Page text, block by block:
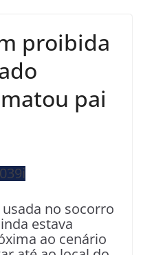
proibida
pai
no socorro
estava
ao cenário